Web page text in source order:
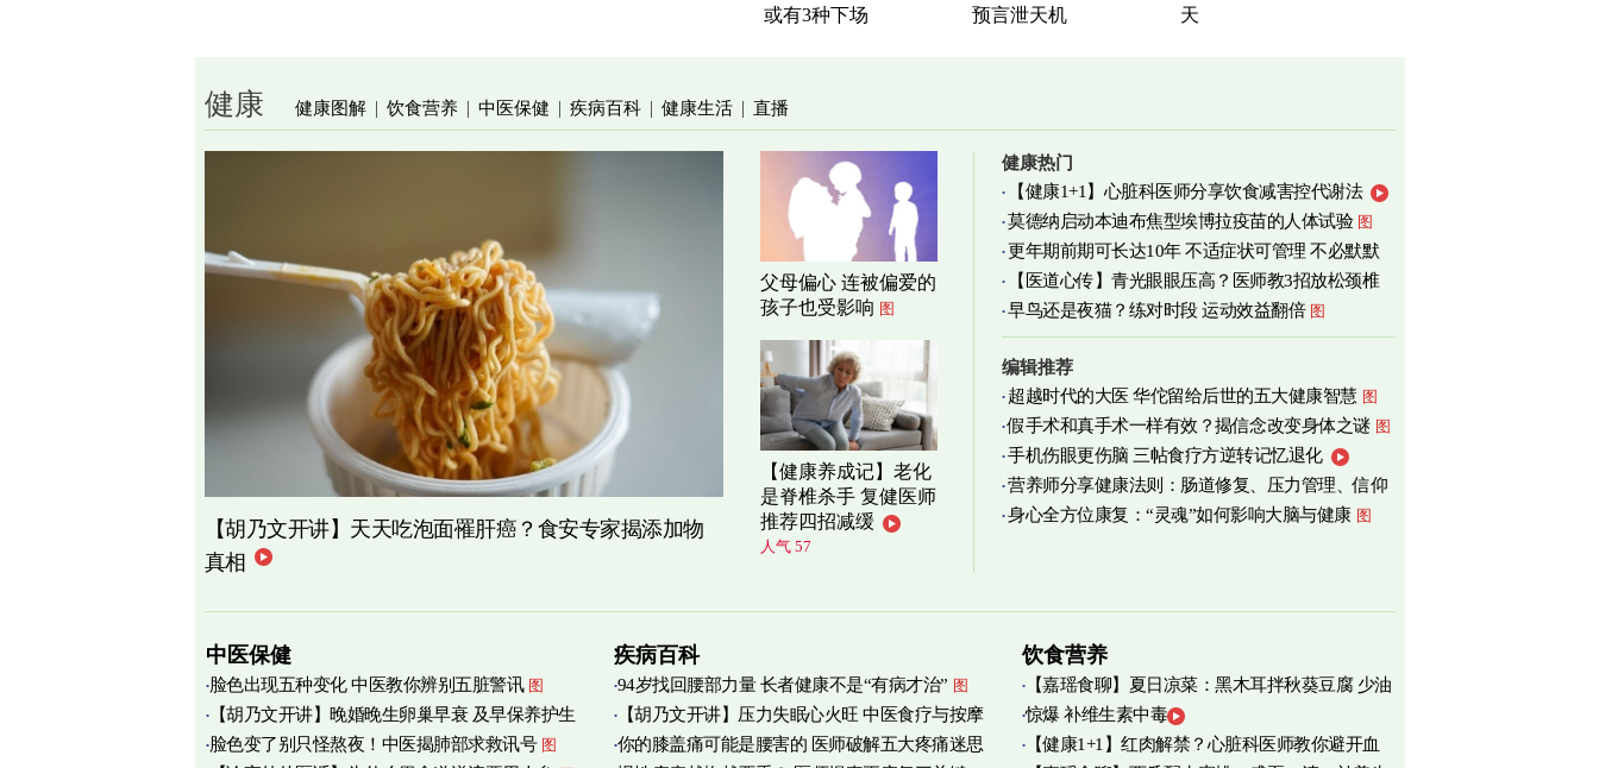
或有3种下场
预言泄天机
天
健康 健康图解 | 饮食营养 | 中医保健 | 疾病百科 | 健康生活 | 直播
【胡乃文开讲】天天吃泡面罹肝癌？食安专家揭添加物
真相
父母偏心 连被偏爱的
孩子也受影响 图
【健康养成记】老化
是脊椎杀手 复健医师
推荐四招减缓
人气 57
健康热门
【健康1+1】心脏科医师分享饮食减害控代谢法
莫德纳启动本迪布焦型埃博拉疫苗的人体试验 图
更年期前期可长达10年 不适症状可管理 不必默默
忍受 图
【医道心传】青光眼眼压高？医师教3招放松颈椎
图
早鸟还是夜猫？练对时段 运动效益翻倍 图
编辑推荐
超越时代的大医 华佗留给后世的五大健康智慧 图
假手术和真手术一样有效？揭信念改变身体之谜 图
手机伤眼更伤脑 三帖食疗方逆转记忆退化
营养师分享健康法则：肠道修复、压力管理、信仰
实践 图
身心全方位康复：“灵魂”如何影响大脑与健康 图
中医保健
脸色出现五种变化 中医教你辨别五脏警讯 图
【胡乃文开讲】晚婚晚生卵巢早衰 及早保养护生
育
脸色变了别只怪熬夜！中医揭肺部求救讯号 图
疾病百科
94岁找回腰部力量 长者健康不是“有病才治” 图
【胡乃文开讲】压力失眠心火旺 中医食疗与按摩
自救
你的膝盖痛可能是腰害的 医师破解五大疼痛迷思
饮食营养
【嘉瑶食聊】夏日凉菜：黑木耳拌秋葵豆腐 少油
烟清爽养心 图
惊爆 补维生素中毒
【健康1+1】红肉解禁？心脏科医师教你避开血